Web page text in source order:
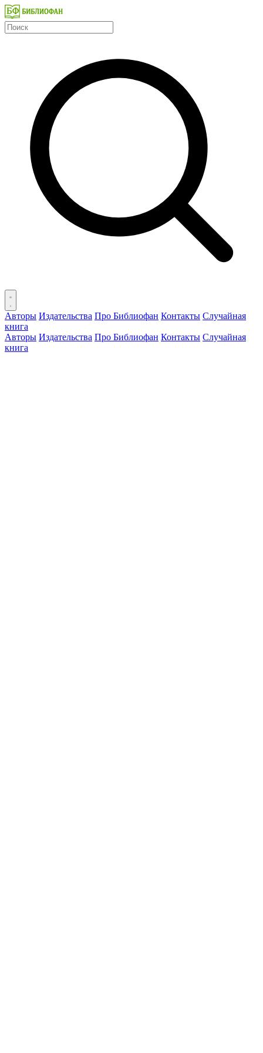
Авторы Издательства Про Библиофан Контакты Случайная
книга
Авторы Издательства Про Библиофан Контакты Случайная
книга